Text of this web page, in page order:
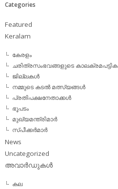
Categories
Featured
Keralam
കേരളം
ചരിത്രസംഭവങ്ങളുടെ കാലക്രമപട്ടിക
ജില്ലകള്‍
നമ്മുടെ കടല്‍ മത്സ്യങ്ങള്‍
പ്രതിപക്ഷനേതാക്കള്‍
ഭൂപടം
മുഖ്യമന്ത്രിമാര്‍
സ്പീക്കര്‍മാര്‍
News
Uncategorized
അവാര്‍ഡുകള്‍
കല